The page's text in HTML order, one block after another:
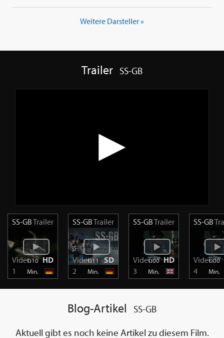
Weitere Darsteller »
Trailer SS-GB
SS-GBTrailer
Video
1
1:10
Min.
HD
SS-GBTrailer
Video
2
1:11
Min.
SD
SS-GBTrailer
Video
3
1:00
Min.
HD
SS-GB
Video
4
1:00
Min.
Blog-Artikel
SS-GB
Aktuell gibt es noch keine Artikel zu diesem Film.